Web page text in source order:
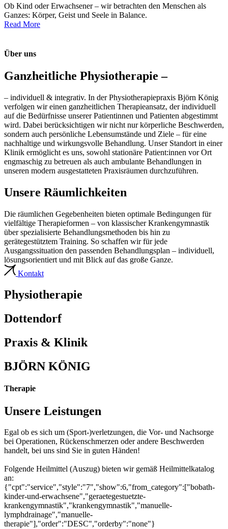
Ob Kind oder Erwachsener – wir betrachten den Menschen als
Ganzes: Körper, Geist und Seele in Balance.
Read More
Über uns
Ganzheitliche Physiotherapie –
– individuell & integrativ. In der Physiotherapiepraxis Björn König
verfolgen wir einen ganzheitlichen Therapieansatz, der individuell
auf die Bedürfnisse unserer Patientinnen und Patienten abgestimmt
wird. Dabei berücksichtigen wir nicht nur körperliche Beschwerden,
sondern auch persönliche Lebensumstände und Ziele – für eine
nachhaltige und wirkungsvolle Behandlung. Unser Standort in einer
Klinik ermöglicht es uns, sowohl stationäre Patient:innen vor Ort
engmaschig zu betreuen als auch ambulante Behandlungen in
unseren modern ausgestatteten Praxisräumen durchzuführen.
Unsere Räumlichkeiten
Die räumlichen Gegebenheiten bieten optimale Bedingungen für
vielfältige Therapieformen – von klassischer Krankengymnastik
über spezialisierte Behandlungsmethoden bis hin zu
gerätegestütztem Training. So schaffen wir für jede
Ausgangssituation den passenden Behandlungsplan – individuell,
lösungsorientiert und mit Blick auf das große Ganze.
Kontakt
Physiotherapie
Dottendorf
Praxis & Klinik
BJÖRN KÖNIG
Therapie
Unsere Leistungen
Egal ob es sich um (Sport-)verletzungen, die Vor- und Nachsorge
bei Operationen, Rückenschmerzen oder andere Beschwerden
handelt, bei uns sind Sie in guten Händen!
Folgende Heilmittel (Auszug) bieten wir gemäß Heilmittelkatalog
an:
{"cpt":"service","style":"7","show":6,"from_category":["bobath-
kinder-und-erwachsene","geraetegestuetzte-
krankengymnastik","krankengymnastik","manuelle-
lymphdrainage","manuelle-
therapie"],"order":"DESC","orderby":"none"}